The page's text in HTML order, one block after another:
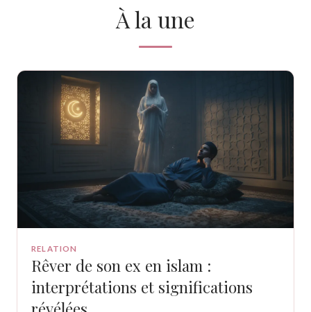
À la une
RELATION
Rêver de son ex en islam :
interprétations et significations